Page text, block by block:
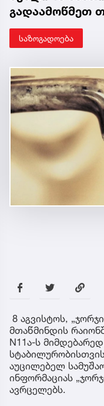
გადაამოწმეთ
საზოგადოება
8 აგვისტოს,
მთაწმინდის
N11ა-ს
აუცილებელ
ინფორმაციას
ავრცელებს.